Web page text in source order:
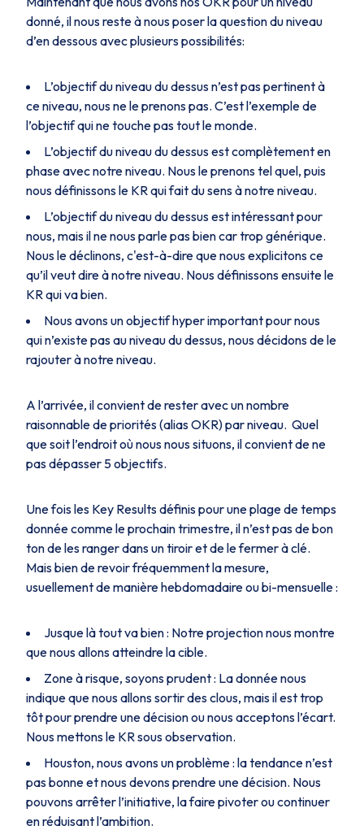
donné, il nous reste à nous poser la question du niveau
d’en dessous avec plusieurs possibilités:
L’objectif du niveau du dessus n’est pas pertinent à
ce niveau, nous ne le prenons pas. C’est l’exemple de
l’objectif qui ne touche pas tout le monde.
L’objectif du niveau du dessus est complètement en
phase avec notre niveau. Nous le prenons tel quel, puis
nous définissons le KR qui fait du sens à notre niveau.
L’objectif du niveau du dessus est intéressant pour
nous, mais il ne nous parle pas bien car trop générique.
Nous le déclinons, c'est-à-dire que nous explicitons ce
qu’il veut dire à notre niveau. Nous définissons ensuite le
KR qui va bien.
Nous avons un objectif hyper important pour nous
qui n’existe pas au niveau du dessus, nous décidons de le
rajouter à notre niveau.
A l’arrivée, il convient de rester avec un nombre
raisonnable de priorités (alias OKR) par niveau. Quel
que soit l’endroit où nous nous situons, il convient de ne
pas dépasser 5 objectifs.
Une fois les Key Results définis pour une plage de temps
donnée comme le prochain trimestre, il n’est pas de bon
ton de les ranger dans un tiroir et de le fermer à clé.
Mais bien de revoir fréquemment la mesure,
usuellement de manière hebdomadaire ou bi-mensuelle :
Jusque là tout va bien : Notre projection nous montre
que nous allons atteindre la cible.
Zone à risque, soyons prudent : La donnée nous
indique que nous allons sortir des clous, mais il est trop
tôt pour prendre une décision ou nous acceptons l’écart.
Nous mettons le KR sous observation.
Houston, nous avons un problème : la tendance n’est
pas bonne et nous devons prendre une décision. Nous
pouvons arrêter l’initiative, la faire pivoter ou continuer
en réduisant l’ambition.